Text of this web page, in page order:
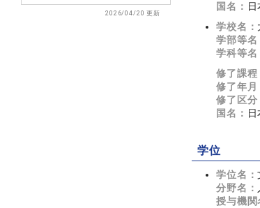
2026/04/20 更新
国名： 日
学校名：
学部等名
学科等名
修了課程
修了年月
修了区分
国名： 日
学位
学位名：
分野名：
授与機関